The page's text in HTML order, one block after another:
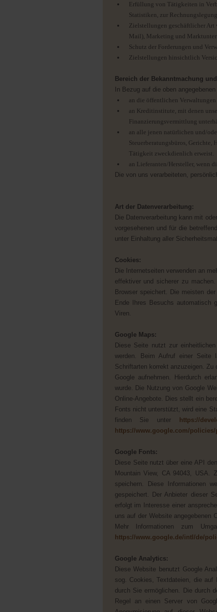
Erfüllung von Tätigkeiten in
Statistiken, zur
Zielstellungen geschäftlicher Art
Mail), Marketing und
Schutz der Forderungen und
Zielstellungen hinsichtlich
Bereich der Bekanntmachung
In Bezug auf die oben
an die öffentlichen
an Kreditinstitute, mit denen
Finanzierungsvermittlung
an alle jenen natürlichen und/
Steuerberatungsbüros, Gerichte,
Tätigkeit zweckdienlich erweist.
an Lieferanten/Hersteller, wenn
Die von uns verarbeiteten,
Art der Datenverarbeitung:
Die Datenverarbeitung kann mit
vorgesehenen und für die
unter Einhaltung aller
Cookies:
Die Internetseiten verwenden an
effektiver und sicherer zu
Browser speichert. Die meisten
Ende Ihres Besuchs automatisch
Viren.
Google Maps:
Diese Seite nutzt zur
werden. Beim Aufruf einer Seite
Schriftarten korrekt anzuzeigen.
Google aufnehmen. Hierdurch
wurde. Die Nutzung von Google
Online-Angebote. Dies stellt ein
Fonts nicht unterstützt, wird eine
finden Sie unter
https://
https://www.google.com/
Google Fonts:
Diese Seite nutzt über eine API
Mountain View, CA 94043, USA.
speichern. Diese Informationen
gespeichert. Der Anbieter dieser
erfolgt im Interesse einer
uns auf der Website
Mehr Informationen zum
https://www.google.de/intl/de/
Google Analytics:
Diese Website benutzt Google
sog. Cookies, Textdateien, die auf
durch Sie ermöglichen. Die durch
Regel an einen Server von